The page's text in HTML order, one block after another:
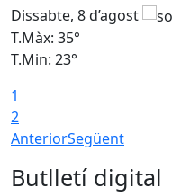
Dissabte, 8 d’agost
T.Màx: 35°
T.Min: 23°
1
2
AnteriorSegüent
Butlletí digital